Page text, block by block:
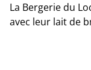
La Bergerie du
avec leur lait de